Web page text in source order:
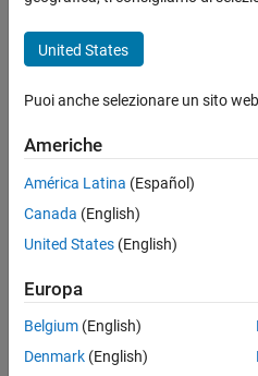
United States
Puoi anche selezionare un sito
Americhe
América Latina (Español)
Canada (English)
United States (English)
Europa
Belgium (English)
Denmark (English)
Centro di fiducia